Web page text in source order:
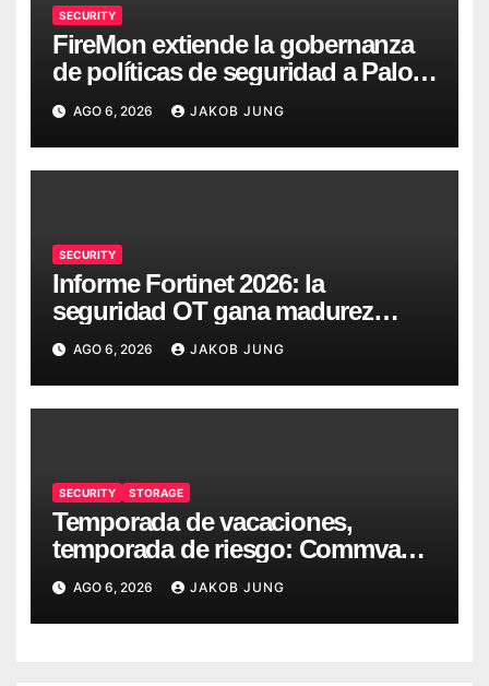
SECURITY
FireMon extiende la gobernanza
de políticas de seguridad a Palo
Alto Networks Strata Cloud
Manager
AGO 6, 2026 JAKOB JUNG
SECURITY
Informe Fortinet 2026: la
seguridad OT gana madurez
mientras crece el tiempo de
permanencia de los atacantes
AGO 6, 2026 JAKOB JUNG
SECURITY STORAGE
Temporada de vacaciones,
temporada de riesgo: Commvault
ofrece seis recomendaciones
para la seguridad informática en
verano
AGO 6, 2026 JAKOB JUNG